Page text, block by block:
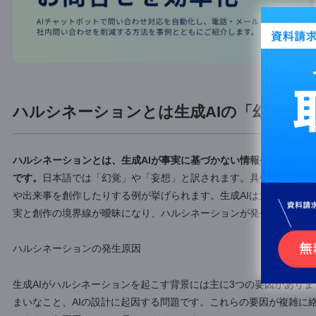
ハルシネーションとは生成AIの「幻